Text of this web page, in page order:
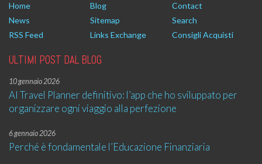
Home Blog
Contact
News
Sitemap
Search
RSS Feed
Links Exchange Consigli Acquisti
ULTIMI POST DAL BLOG
10 gennaio 2026
AI Travel Planner definitivo: l’app che ho sviluppato per
organizzare ogni viaggio alla perfezione
6 gennaio 2026
Perché è fondamentale l’Educazione Finanziaria